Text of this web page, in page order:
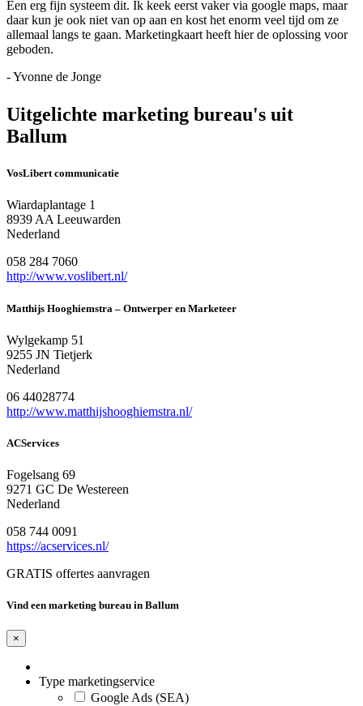
Een erg fijn systeem dit. Ik keek eerst vaker via google maps, maar
daar kun je ook niet van op aan en kost het enorm veel tijd om ze
allemaal langs te gaan. Marketingkaart heeft hier de oplossing voor
geboden.
- Yvonne de Jonge
Uitgelichte marketing bureau's uit
Ballum
VosLibert communicatie
Wiardaplantage 1
8939 AA Leeuwarden
Nederland
058 284 7060
http://www.voslibert.nl/
Matthijs Hooghiemstra – Ontwerper en Marketeer
Wylgekamp 51
9255 JN Tietjerk
Nederland
06 44028774
http://www.matthijshooghiemstra.nl/
ACServices
Fogelsang 69
9271 GC De Westereen
Nederland
058 744 0091
https://acservices.nl/
GRATIS offertes aanvragen
Vind een marketing bureau in Ballum
×
Type marketingservice
Google Ads (SEA)